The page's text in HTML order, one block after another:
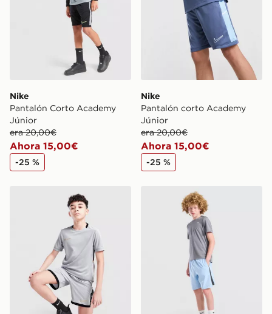
Nike
Pantalón Corto Academy
Júnior
era 20,00€
Ahora 15,00€
-25 %
Nike
Pantalón corto Academy
Júnior
era 20,00€
Ahora 15,00€
-25 %
Nike Pantalón Corto Academy JúniorNike Pantalón corto